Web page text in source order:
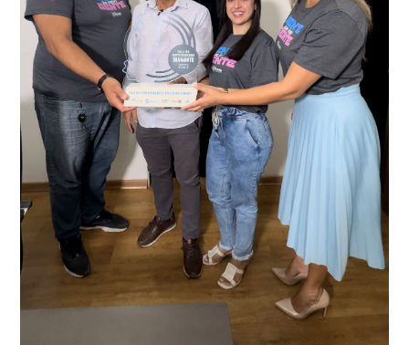
meio do cruzamento de informações, nesse caso
específico, com dados de uma cidade do Estado do Rio
de Janeiro.
segurança à população, seja nas ruas, no comércio, os
produtores agropecuários. Estamos no rumo certo,
parabéns a todos os servidores que contribuem para a
segurança da nossa cidade”, destaca o prefeito Dorlei
Fontão.